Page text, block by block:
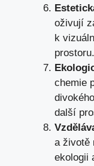
oživují
k
prostoru.
chemie
další
a životě
ekologii